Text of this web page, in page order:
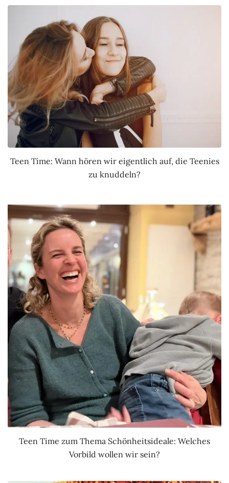
Teen Time: Wann hören wir eigentlich auf, die Teenies
zu knuddeln?
Teen Time zum Thema Schönheitsideale: Welches
Vorbild wollen wir sein?